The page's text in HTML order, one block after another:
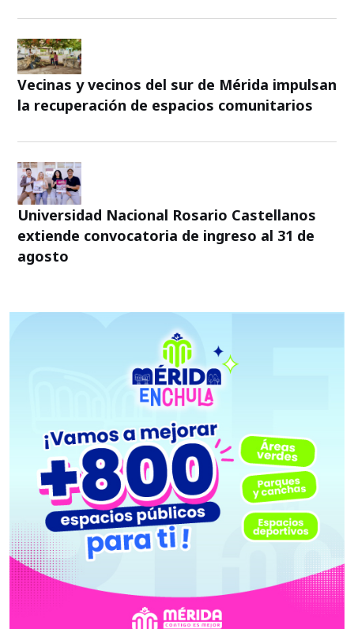
Vecinas y vecinos del sur de Mérida impulsan
la recuperación de espacios comunitarios
Universidad Nacional Rosario Castellanos
extiende convocatoria de ingreso al 31 de
agosto